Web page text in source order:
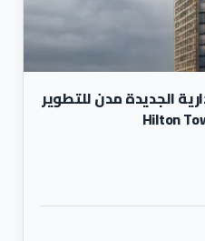
الجديدة مدن للتطوير